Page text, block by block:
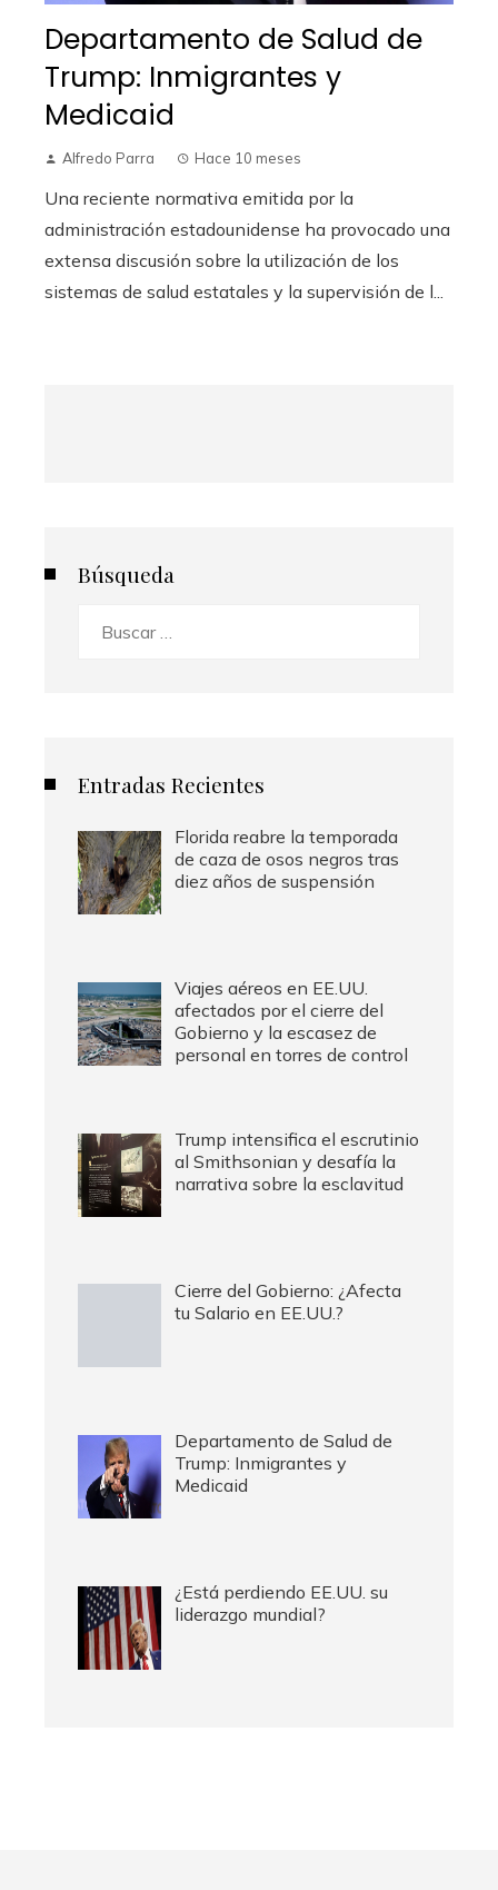
Departamento de Salud de
Trump: Inmigrantes y
Medicaid
Alfredo Parra Hace 10 meses
Una reciente normativa emitida por la
administración estadounidense ha provocado una
extensa discusión sobre la utilización de los
sistemas de salud estatales y la supervisión de l...
Búsqueda
Entradas Recientes
Florida reabre la temporada
de caza de osos negros tras
diez años de suspensión
Viajes aéreos en EE.UU.
afectados por el cierre del
Gobierno y la escasez de
personal en torres de control
Trump intensifica el escrutinio
al Smithsonian y desafía la
narrativa sobre la esclavitud
Cierre del Gobierno: ¿Afecta
tu Salario en EE.UU.?
Departamento de Salud de
Trump: Inmigrantes y
Medicaid
¿Está perdiendo EE.UU. su
liderazgo mundial?